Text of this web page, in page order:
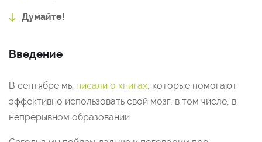
Думайте!
Введение
В сентябре мы писали о книгах , которые помогают
эффективно использовать свой мозг, в том числе, в
непрерывном образовании.